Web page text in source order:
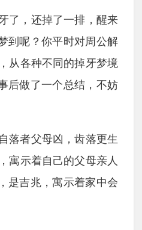
了，还掉了一排，醒来
到呢？你平时对周公解
从各种不同的掉牙梦境
后做了一个总结，不妨
落者父母凶，齿落更生
寓示着自己的父母亲人
是吉兆，寓示着家中会